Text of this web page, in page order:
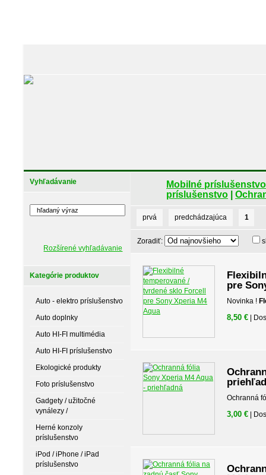
Vyhľadávanie
Rozšírené vyhľadávanie
Kategórie produktov
Auto - elektro príslušenstvo
Auto doplnky
Auto HI-FI multimédia
Auto HI-FI príslušenstvo
Ekologické produkty
Foto príslušenstvo
Gadgety / užitočné
vynálezy /
Herné konzoly
príslušenstvo
iPod / iPhone / iPad
príslušenstvo
Mobilné príslušenstvo
príslušenstvo
prvá predchádzajúca 1
Zoradiť:
pre
Novinka !
8,50 € |
Ochranná
3,00 € |